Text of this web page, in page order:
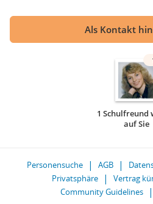
Als Kontakt
1 Schulfreund
auf Sie
Personensuche AGB
Privatsphäre
Vertrag
Community Guidelines